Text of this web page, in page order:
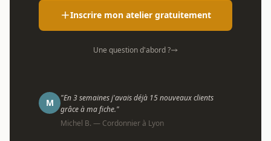
Inscrire mon atelier gratuitement
Une question d'abord ?
M
"En 3 semaines j'avais déjà 15 nouveaux clients
grâce à ma fiche."
Michel B. — Cordonnier à Lyon